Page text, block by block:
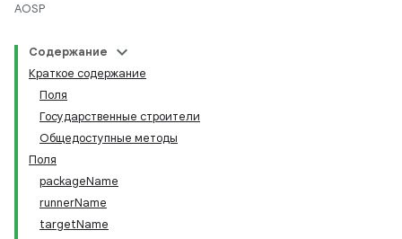
AOSP
Содержание
Краткое содержание
Поля
Государственные строители
Общедоступные методы
Поля
packageName
runnerName
targetName